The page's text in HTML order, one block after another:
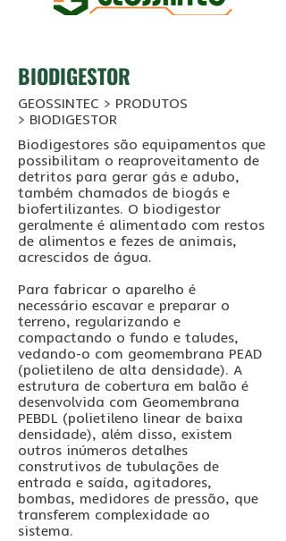
BIODIGESTOR
GEOSSINTEC > PRODUTOS
> BIODIGESTOR
Biodigestores são equipamentos que
possibilitam o reaproveitamento de
detritos para gerar gás e adubo,
também chamados de biogás e
biofertilizantes. O biodigestor
geralmente é alimentado com restos
de alimentos e fezes de animais,
acrescidos de água.
Para fabricar o aparelho é
necessário escavar e preparar o
terreno, regularizando e
compactando o fundo e taludes,
vedando-o com geomembrana PEAD
(polietileno de alta densidade). A
estrutura de cobertura em balão é
desenvolvida com Geomembrana
PEBDL (polietileno linear de baixa
densidade), além disso, existem
outros inúmeros detalhes
construtivos de tubulações de
entrada e saída, agitadores,
bombas, medidores de pressão, que
transferem complexidade ao
sistema.